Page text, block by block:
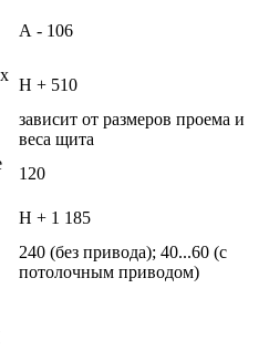
А - 106
Н + 510
зависит от размеров проема и
веса щита
120
Н + 1 185
240 (без привода); 40...60 (с
потолочным приводом)